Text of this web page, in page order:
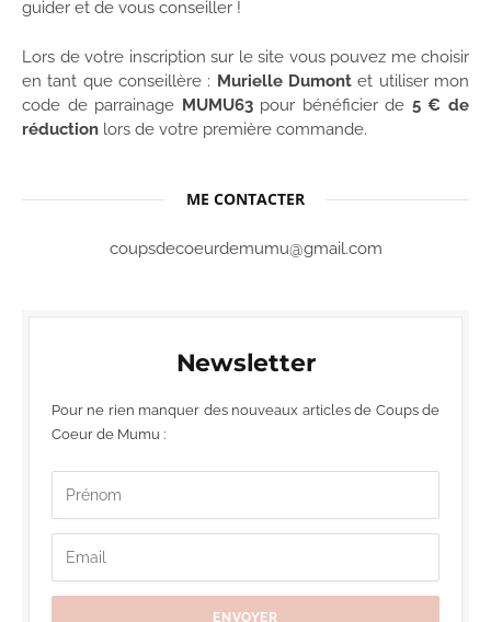
guider et de vous conseiller !
Lors de votre inscription sur le site vous pouvez me choisir
en tant que conseillère : Murielle Dumont et utiliser mon
code de parrainage MUMU63pour bénéficier de 5 € de
réduction lors de votre première commande.
ME CONTACTER
coupsdecoeurdemumu@gmail.com
Newsletter
Pour ne rien manquer des nouveaux articles de Coups de
Coeur de Mumu :